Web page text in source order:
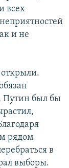
всех
и не
Путин был бы
рядом
в
выборы.